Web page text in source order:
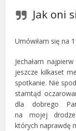
Jak oni
Umówiłam się na
Jechałam
jeszcze kilkaset
spotkanie. Nie
stamtąd
dla dobrego
na mojej
których naprawdę